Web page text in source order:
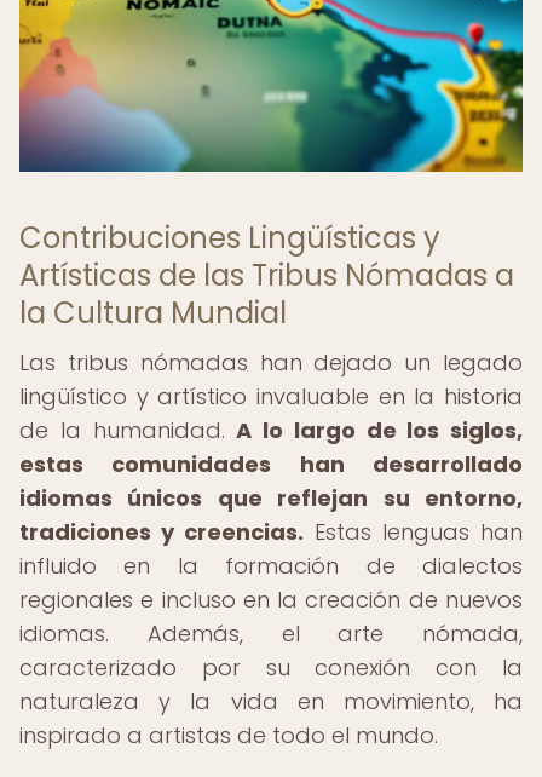
Contribuciones Lingüísticas y
Artísticas de las Tribus Nómadas a
la Cultura Mundial
Las tribus nómadas han dejado un legado
lingüístico y artístico invaluable en la historia
de la humanidad.A lo largo de los siglos,
estas comunidades han desarrollado
idiomas únicos que reflejan su entorno,
tradiciones y creencias. Estas lenguas han
influido en la formación de dialectos
regionales e incluso en la creación de nuevos
idiomas. Además, el arte nómada,
caracterizado por su conexión con la
naturaleza y la vida en movimiento, ha
inspirado a artistas de todo el mundo.